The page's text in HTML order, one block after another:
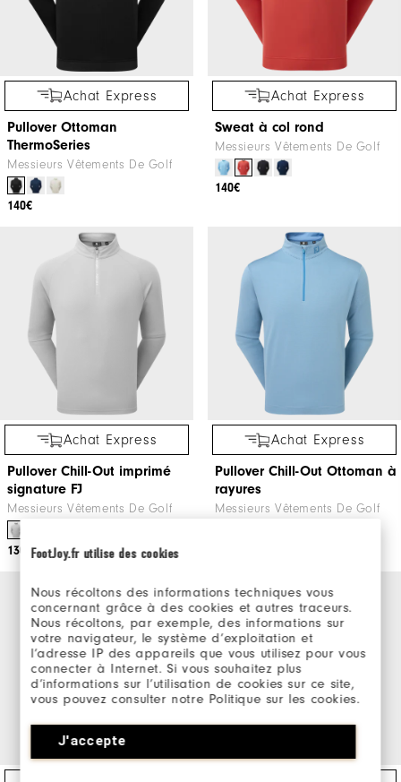
FootJoy.fr utilise des cookies
Nous récoltons des informations techniques vous
concernant grâce à des cookies et autres traceurs.
Nous récoltons, par exemple, des informations sur
votre navigateur, le système d’exploitation et
l’adresse IP des appareils que vous utilisez pour vous
connecter à Internet. Si vous souhaitez plus
d’informations sur l’utilisation de cookies sur ce site,
vous pouvez consulter notre Politique sur les cookies.
J'accepte
Achat Express
Pullover Ottoman
ThermoSeries
Messieurs Vêtements De Golf
140€
Achat Express
Sweat à col rond
Messieurs Vêtements De Golf
140€
Achat Express
Pullover Chill-Out imprimé
signature FJ
Messieurs Vêtements De Golf
130€
Achat Express
Pullover Chill-Out Ottoman à
rayures
Messieurs Vêtements De Golf